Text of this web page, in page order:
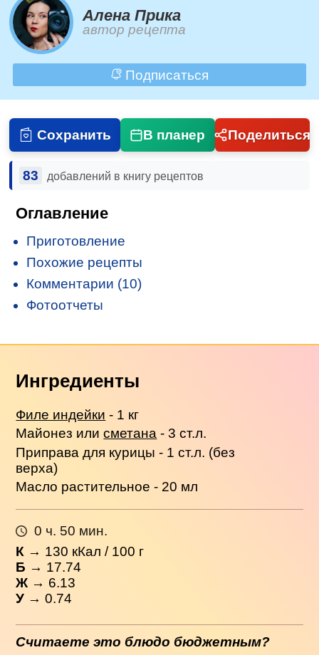
Алена Прика
автор рецепта
Подписаться
Сохранить В планер Поделиться
83 добавлений в книгу рецептов
Оглавление
Приготовление
Похожие рецепты
Комментарии (10)
Фотоотчеты
Ингредиенты
Филе индейки - 1 кг
Майонез илисметана - 3 ст.л.
Приправа для курицы - 1 ст.л. (без
верха)
Масло растительное - 20 мл
0 ч. 50 мин.
К → 130 кКал / 100 г
Б → 17.74
Ж → 6.13
У → 0.74
Считаете это блюдо бюджетным?